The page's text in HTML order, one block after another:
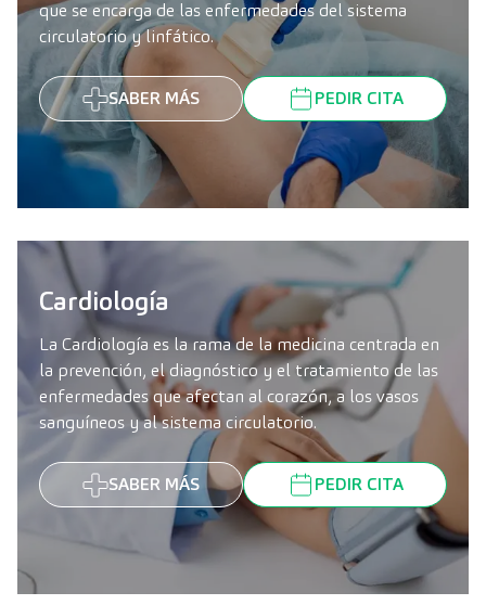
que se encarga de las enfermedades del sistema
circulatorio y linfático.
SABER MÁS PEDIR CITA
Cardiología
La Cardiología es la rama de la medicina centrada en
la prevención, el diagnóstico y el tratamiento de las
enfermedades que afectan al corazón, a los vasos
sanguíneos y al sistema circulatorio.
SABER MÁS PEDIR CITA